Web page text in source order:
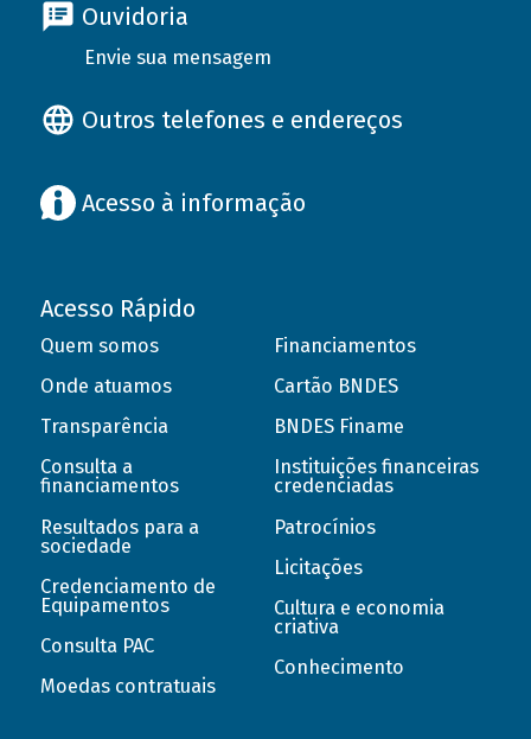
Ouvidoria
Envie sua mensagem
Outros telefones e endereços
Acesso à informação
Acesso Rápido
Quem somos
Onde atuamos
Transparência
Consulta a
financiamentos
Resultados para a
sociedade
Credenciamento de
Equipamentos
Consulta PAC
Moedas contratuais
Financiamentos
Cartão BNDES
BNDES Finame
Instituições financeiras
credenciadas
Patrocínios
Licitações
Cultura e economia
criativa
Conhecimento